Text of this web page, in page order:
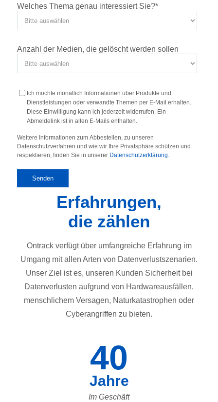
Welches Thema genau interessiert Sie?*
Anzahl der Medien, die gelöscht werden sollen
Ich möchte monatlich Informationen über Produkte und
Dienstleistungen oder verwandte Themen per E-Mail erhalten.
Diese Einwilligung kann ich jederzeit widerrufen. Ein
Abmeldelink ist in allen E-Mails enthalten.
Weitere Informationen zum Abbestellen, zu unseren
Datenschutzverfahren und wie wir Ihre Privatsphäre schützen und
respektieren, finden Sie in unserer Datenschutzerklärung.
Erfahrungen,
die zählen
Ontrack verfügt über umfangreiche Erfahrung im
Umgang mit allen Arten von Datenverlustszenarien.
Unser Ziel ist es, unseren Kunden Sicherheit bei
Datenverlusten aufgrund von Hardwareausfällen,
menschlichem Versagen, Naturkatastrophen oder
Cyberangriffen zu bieten.
40
Jahre
Im Geschäft